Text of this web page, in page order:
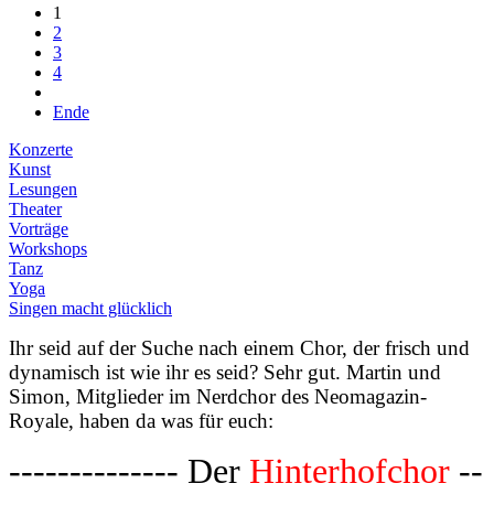
1
2
3
4
Ende
Konzerte
Kunst
Lesungen
Theater
Vorträge
Workshops
Tanz
Yoga
Singen macht glücklich
Ihr seid auf der Suche nach einem Chor, der frisch und
dynamisch ist wie ihr es seid? Sehr gut. Martin und
Simon, Mitglieder im Nerdchor des Neomagazin-
Royale, haben da was für euch:
-------------- Der Hinterhofchor --